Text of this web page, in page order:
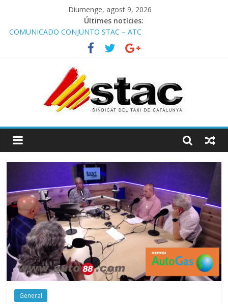
Diumenge, agost 9, 2026
Últimes notícies:
COMUNICADO CONJUNTO STAC – ATC
Comunicado STAC/ ATC de la reunión con los Mossos d
‘Esquadra del aeropuerto de Barcelona.
Programa de Radio TAXI LIBRE 29.07.2026 en COOLTURA FM.
STAC/ATC SOLICITAN TAULA TÈCNICA PARA MEJORAR LA
OPERATIVA DE ENTRADA EN EL PUERTO DE BARCELONA.
Programa de Radio TAXI LIBRE 22.07.2026 en COOLTURA FM.
General